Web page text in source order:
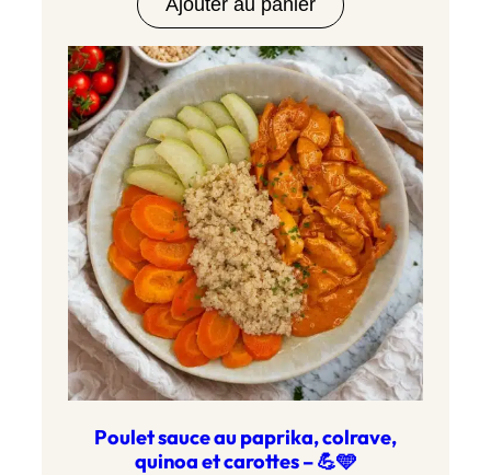
Poulet sauce au paprika, colrave,
quinoa et carottes – 💪🩵